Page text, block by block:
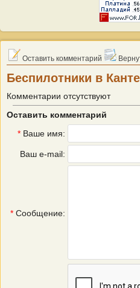
Оставить комментарий
Беспилотники в Канте
Комментарии отсутствуют
Оставить комментарий
* Ваше имя:
Ваш e-mail:
* Сообщение: